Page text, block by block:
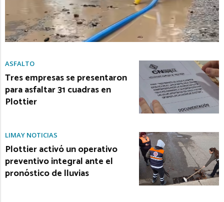
ASFALTO
Tres empresas se presentaron
para asfaltar 31 cuadras en
Plottier
LIMAY NOTICIAS
Plottier activó un operativo
preventivo integral ante el
pronóstico de lluvias